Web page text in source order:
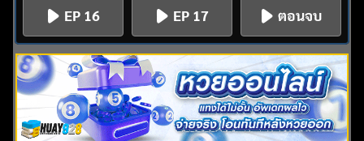
EP 16 EP 17 ตอนจบ